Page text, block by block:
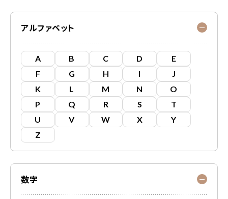
アルファベット
A B C D
E
F
G H I
J
K
L M N
O
P
Q R S
T
U
V W X
Y
Z
数字